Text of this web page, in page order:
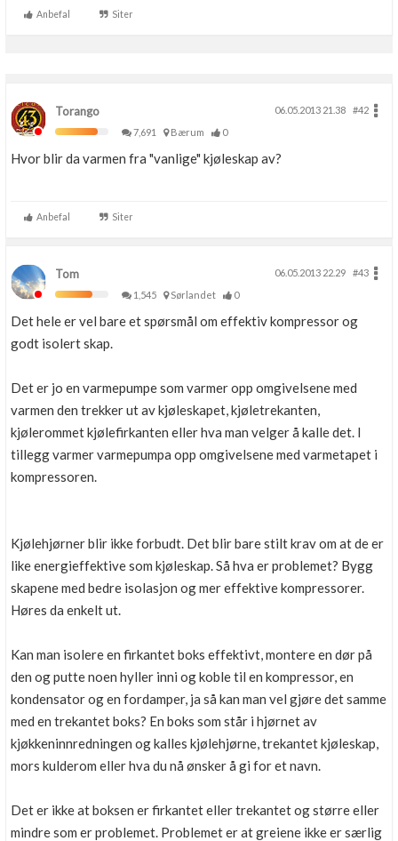
Boligmappa+
Anbefal Siter
Torango 06.05.2013 21.38
#42
7,691
Bærum 0
Hvor blir da varmen fra "vanlige" kjøleskap av?
Anbefal Siter
Tom 06.05.2013 22.29
#43
1,545
Sørlandet 0
Det hele er vel bare et spørsmål om effektiv kompressor og
godt isolert skap.
Det er jo en varmepumpe som varmer opp omgivelsene med
varmen den trekker ut av kjøleskapet, kjøletrekanten,
kjølerommet kjølefirkanten eller hva man velger å kalle det. I
tillegg varmer varmepumpa opp omgivelsene med varmetapet i
kompressoren.
Kjølehjørner blir ikke forbudt. Det blir bare stilt krav om at de er
like energieffektive som kjøleskap. Så hva er problemet? Bygg
skapene med bedre isolasjon og mer effektive kompressorer.
Høres da enkelt ut.
Kan man isolere en firkantet boks effektivt, montere en dør på
den og putte noen hyller inni og koble til en kompressor, en
kondensator og en fordamper, ja så kan man vel gjøre det samme
med en trekantet boks? En boks som står i hjørnet av
kjøkkeninnredningen og kalles kjølehjørne, trekantet kjøleskap,
mors kulderom eller hva du nå ønsker å gi for et navn.
Det er ikke at boksen er firkantet eller trekantet og større eller
mindre som er problemet. Problemet er at greiene ikke er særlig